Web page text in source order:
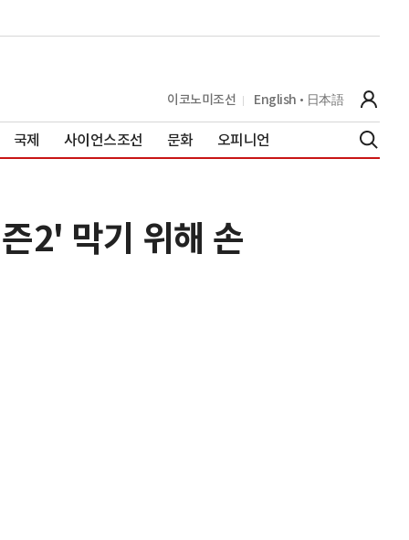
이코노미조선 English 日本語
국제 사이언스조선 문화 오피니언
2' 막기 위해 손